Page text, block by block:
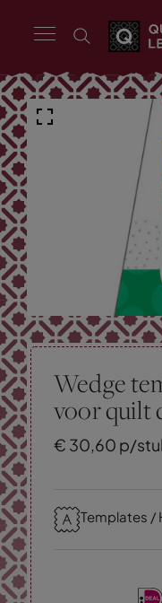
Wedge
voor quilt
€ 30,60 p/
Templates /